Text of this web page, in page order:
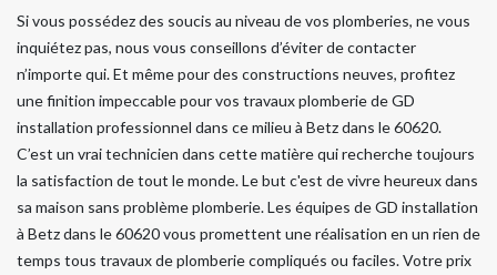
Si vous possédez des soucis au niveau de vos plomberies, ne vous
inquiétez pas, nous vous conseillons d’éviter de contacter
n’importe qui. Et même pour des constructions neuves, profitez
une finition impeccable pour vos travaux plomberie de GD
installation professionnel dans ce milieu à Betz dans le 60620.
C’est un vrai technicien dans cette matière qui recherche toujours
la satisfaction de tout le monde. Le but c'est de vivre heureux dans
sa maison sans problème plomberie. Les équipes de GD installation
à Betz dans le 60620 vous promettent une réalisation en un rien de
temps tous travaux de plomberie compliqués ou faciles. Votre prix